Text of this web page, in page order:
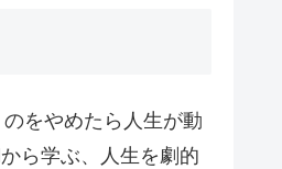
のをやめたら人生が動
ら学ぶ、人生を劇的